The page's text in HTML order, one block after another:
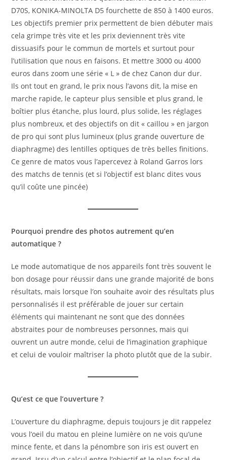
D70S, KONIKA-MINOLTA D5 fourchette de 850 à 1400 euros.
Les objectifs premier prix permettent de bien débuter mais
cela grimpe très vite et les prix deviennent très vite
dissuasifs pour le commun de mortels et surtout pour
l’utilisation que nous en faisons. Et mettre 3000 ou 4000
euros dans zoom une série « L » de chez Canon dur dur.
Ils ont tout en grand, le prix nous l’avons dit, la mise en
marche rapide, le capteur plus sensible et plus grand, le
boîtier plus étanche, plus lourd, plus solide, les réglages
plus nombreux, et des objectifs on dit « caillou » en jargon
de pro qui sont plus lumineux (plus grande ouverture de
diaphragme) des lentilles optiques de très belles finitions.
Ce genre de matos vous l’apercevez à Roland Garros lors
des matchs de tennis (et si l’objectif est blanc dites vous
qu’il coûte une pincée)
Pourquoi prendre des photos autrement qu’en
automatique ?
Le mode automatique de nos appareils font très souvent le
bon dosage pour réussir dans une grande majorité de bons
résultats, mais lorsque l’on souhaite avoir des résultats plus
personnalisés il est préférable de jouer sur certain
éléments qui maintenant ne sont que des données
abstraites pour de nombreuses personnes, mais qui
ouvrent un autre monde, celui de l’imagination graphique
et celui de vouloir maîtriser la photo plutôt que de la subir.
Qu’est ce que l’ouverture ?
L’ouverture du diaphragme, depuis toujours je dit rappelez
vous l’oeil du matou en pleine lumière on ne vois qu’une
mince fente, et dans la pénombre son iris est ouvert en